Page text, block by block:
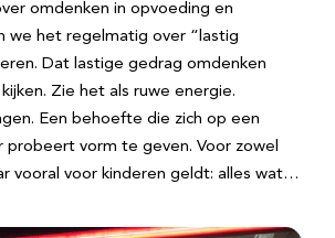
omdenken in opvoeding en
we het regelmatig over “lastig
Dat lastige gedrag omdenken
Zie het als ruwe energie.
Een behoefte die zich op een
probeert vorm te geven. Voor zowel
vooral voor kinderen geldt: alles wat…